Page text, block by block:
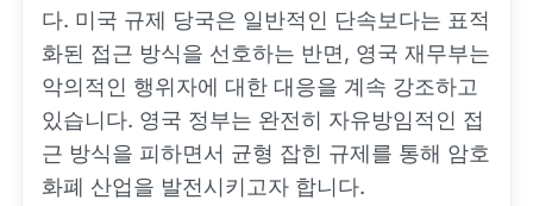
다. 미국 규제 당국은 일반적인 단속보다는 표적
화된 접근 방식을 선호하는 반면, 영국 재무부는
악의적인 행위자에 대한 대응을 계속 강조하고
있습니다. 영국 정부는 완전히 자유방임적인 접
근 방식을 피하면서 균형 잡힌 규제를 통해 암호
화폐 산업을 발전시키고자 합니다.